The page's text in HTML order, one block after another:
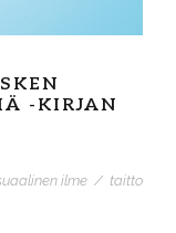
-KIRJAN
ilme / taitto